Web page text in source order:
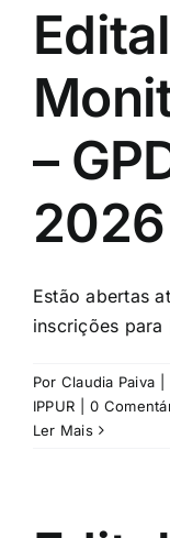
–
2026
Estão abertas
inscrições para
Por Claudia Paiva
IPPUR
0
Ler Mais